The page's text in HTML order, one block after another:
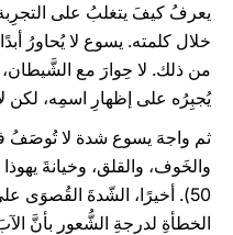
يعرفُ كيفَ يتغلبُ على
خلال كلمته. يسوع لا يُحاورُ
من ذلك. لا حِوارَ مع الشَّيطان،
يُجبِرُه على إظهارِ اسمِه، لكن
ثم واجهَ يسوع شدة لا تُوصَفُ
50). أخيرًا، الشّدةَ